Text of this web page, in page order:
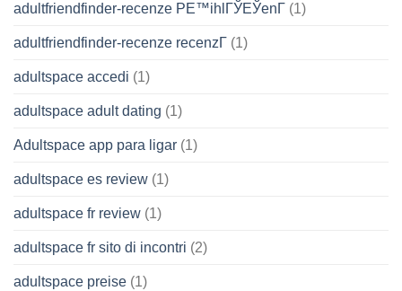
adultfriendfinder-recenze PЕ™ihlГЎЕЎenГ­ (1)
adultfriendfinder-recenze recenzГ­ (1)
adultspace accedi (1)
adultspace adult dating (1)
Adultspace app para ligar (1)
adultspace es review (1)
adultspace fr review (1)
adultspace fr sito di incontri (2)
adultspace preise (1)